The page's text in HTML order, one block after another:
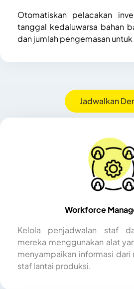
Otomatiskan pelacakan
tanggal kedaluwarsa bahan
dan jumlah pengemasan untuk
Jadwalkan
Workforce
Kelola penjadwalan staf
mereka menggunakan alat
menyampaikan informasi dari
staf lantai produksi.